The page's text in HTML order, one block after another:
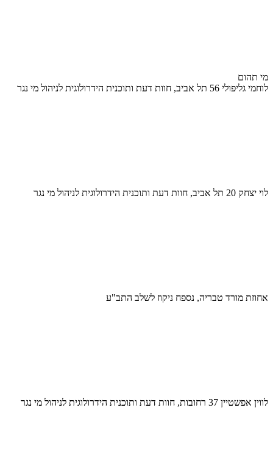
מי תהום
לוחמי גליפולי 56 תל אביב, חוות דעת ותוכנית הידרולוגית לניהול מי נגר
לוי יצחק 20 תל אביב, חוות דעת ותוכנית הידרולוגית לניהול מי נגר
אחוזת מורד טבריה, נספח ניקוז לשלב התב"ע
לווין אפשטיין 37 רחובות, חוות דעת ותוכנית הידרולוגית לניהול מי נגר